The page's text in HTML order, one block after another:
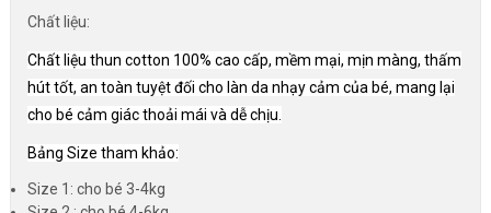
Chất liệu:
Chất liệu thun cotton 100% cao cấp, mềm mại, mịn màng, thấm
hút tốt, an toàn tuyệt đối cho làn da nhạy cảm của bé, mang lại
cho bé cảm giác thoải mái và dễ chịu.
Bảng Size tham khảo:
Size 1: cho bé 3-4kg